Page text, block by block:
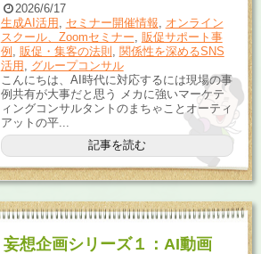
2026/6/17
生成AI活用
セミナー開催情報
オンライン
スクール、Zoomセミナー
販促サポート事
例
販促・集客の法則
関係性を深めるSNS
活用
グループコンサル
こんにちは、AI時代に対応するには現場の事
例共有が大事だと思う メカに強いマーケテ
ィングコンサルタントのまちゃことオーティ
アットの平...
記事を読む
妄想企画シリーズ１：AI動画